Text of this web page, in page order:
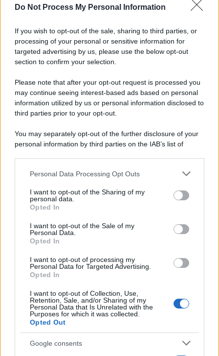
Do Not Process My Personal Information
If you wish to opt-out of the sale, sharing to third parties, or
processing of your personal or sensitive information for
targeted advertising by us, please use the below opt-out
section to confirm your selection.
Please note that after your opt-out request is processed you
may continue seeing interest-based ads based on personal
information utilized by us or personal information disclosed to
third parties prior to your opt-out.
You may separately opt-out of the further disclosure of your
personal information by third parties on the IAB’s list of
This information may also be disclosed by us to third parties
disclose it to other third parties.
Please note that this website/app uses one or more Google
services and may gather and store information including but
not limited to your visit or usage behaviour. You may click to
grant or deny consent to Google and its third-party tags to
consent section.
Personal Data Processing Opt Outs
I want to opt-out of the Sharing of my
personal data.
Opted In
I want to opt-out of the Sale of my
Personal Data.
Opted In
I want to opt-out of processing my
Personal Data for Targeted Advertising.
Opted In
I want to opt-out of Collection, Use,
Retention, Sale, and/or Sharing of my
Personal Data that Is Unrelated with the
Purposes for which it was collected.
Opted Out
Google consents
Newz Pennsylvania
Newz Ohio
Gameland
Hig Tech Mag
Lgbtqia News
Motors Magazine 365
Day Travel 365
Cineverse Magazine
InvestirMag
Investieren24
UK
News Hub UK
Lgbtq News